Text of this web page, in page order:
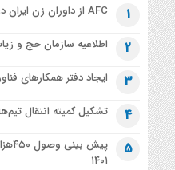
1 AFC از داوران زن ایران دعوت کرد
2 اطلاعیه‌ سازمان حج و
3 ایجاد دفتر همکارهای
4 تشکیل کمیته انتقال
5
پیش
۱۴۰۱